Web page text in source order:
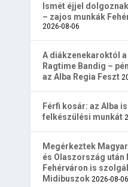
Ismét éjjel
– zajos munkák
2026-08-06
A diákzenekaroktól
Ragtime Bandig –
az Alba Regia Feszt
Férfi kosár: az Alba
felkészülési munkát
Megérkeztek
és Olaszország után
Fehérváron is
Midibuszok 2026-08-06